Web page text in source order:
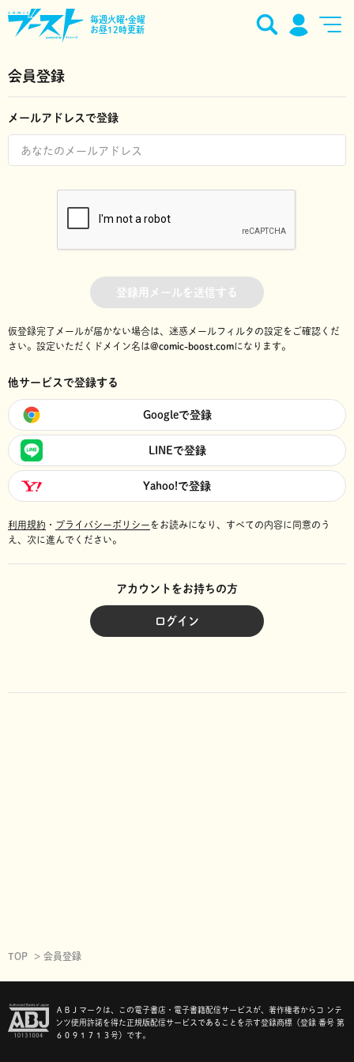
毎週火曜•金曜
お昼12時更新
会員登録
メールアドレスで登録
登録用メールを送信する
仮登録完了メールが届かない場合は、迷惑メールフィルタの設定をご確認くだ
さい。 設定いただくドメイン名は@comic-boost.comになります。
他サービスで登録する
Googleで登録
LINEで登録
Yahoo!で登録
利用規約 ・ プライバシーポリシーをお読みになり、 すべての内容に同意のう
え、次に進んでください。
アカウントをお持ちの方
ログイン
TOP 会員登録
ＡＢＪマークは、この電子書店・電子書籍配信サービスが、著作権者からコ ンテ
ンツ使用許諾を得た正規版配信サービスであることを示す登録商標（登録 番号 第
６０９１７１３号）です。